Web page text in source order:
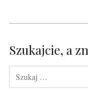
Szukajcie, a